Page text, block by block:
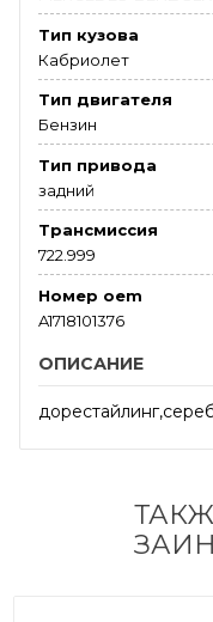
Тип кузова
Кабриолет
Тип двигателя
Бензин
Тип привода
задний
Трансмиссия
722.999
Номер oem
A1718101376
ОПИСАНИЕ